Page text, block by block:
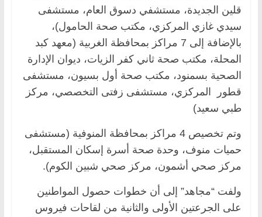
قلين الجديدة، مستشفي دسوق العام، مستشفى
سيدي غازي المركزي، مكتب صحة الحامول)،
بالإضافة إلى 7 مراكز بمحافظة الغربية (معهد كبد
المحلة، مكتب صحة ثاني كفر الزيات، ديوان الإدارة
الصحية بسمنود، مكتب صحة أول بسيون، مستشفى
قطور المركزي، مستشفى زفتى التخصصي، مركز
طبي سعيد)
وتم تخصيص 4 مراكز بمحافظة المنوفية (مستشفى
حميات منوف، وحدة صحة أسرة إسكان المستقبل،
مركز صحي أشمون، مركز صحي شبين الكوم).
ولفت “مجاهد” إلى أن خطوات حصول المواطنين
على الجرعتين الأولى والثانية من لقاحات فيروس